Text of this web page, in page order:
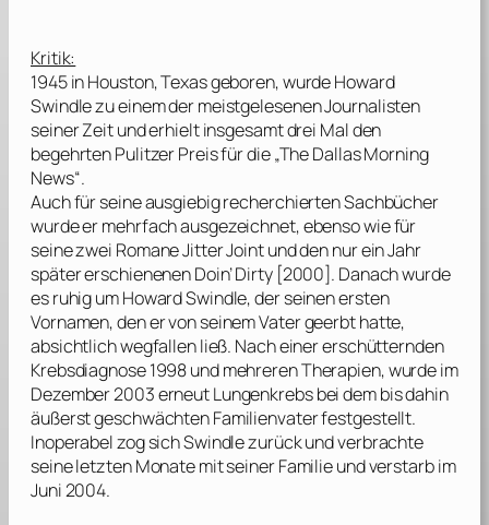
Kritik:
1945 in Houston, Texas geboren, wurde Howard
Swindle zu einem der meistgelesenen Journalisten
seiner Zeit und erhielt insgesamt drei Mal den
begehrten Pulitzer Preis für die „The Dallas Morning
News“.
Auch für seine ausgiebig recherchierten Sachbücher
wurde er mehrfach ausgezeichnet, ebenso wie für
seine zwei Romane Jitter Joint und den nur ein Jahr
später erschienenen Doin’ Dirty [2000]. Danach wurde
es ruhig um Howard Swindle, der seinen ersten
Vornamen, den er von seinem Vater geerbt hatte,
absichtlich wegfallen ließ. Nach einer erschütternden
Krebsdiagnose 1998 und mehreren Therapien, wurde im
Dezember 2003 erneut Lungenkrebs bei dem bis dahin
äußerst geschwächten Familienvater festgestellt.
Inoperabel zog sich Swindle zurück und verbrachte
seine letzten Monate mit seiner Familie und verstarb im
Juni 2004.